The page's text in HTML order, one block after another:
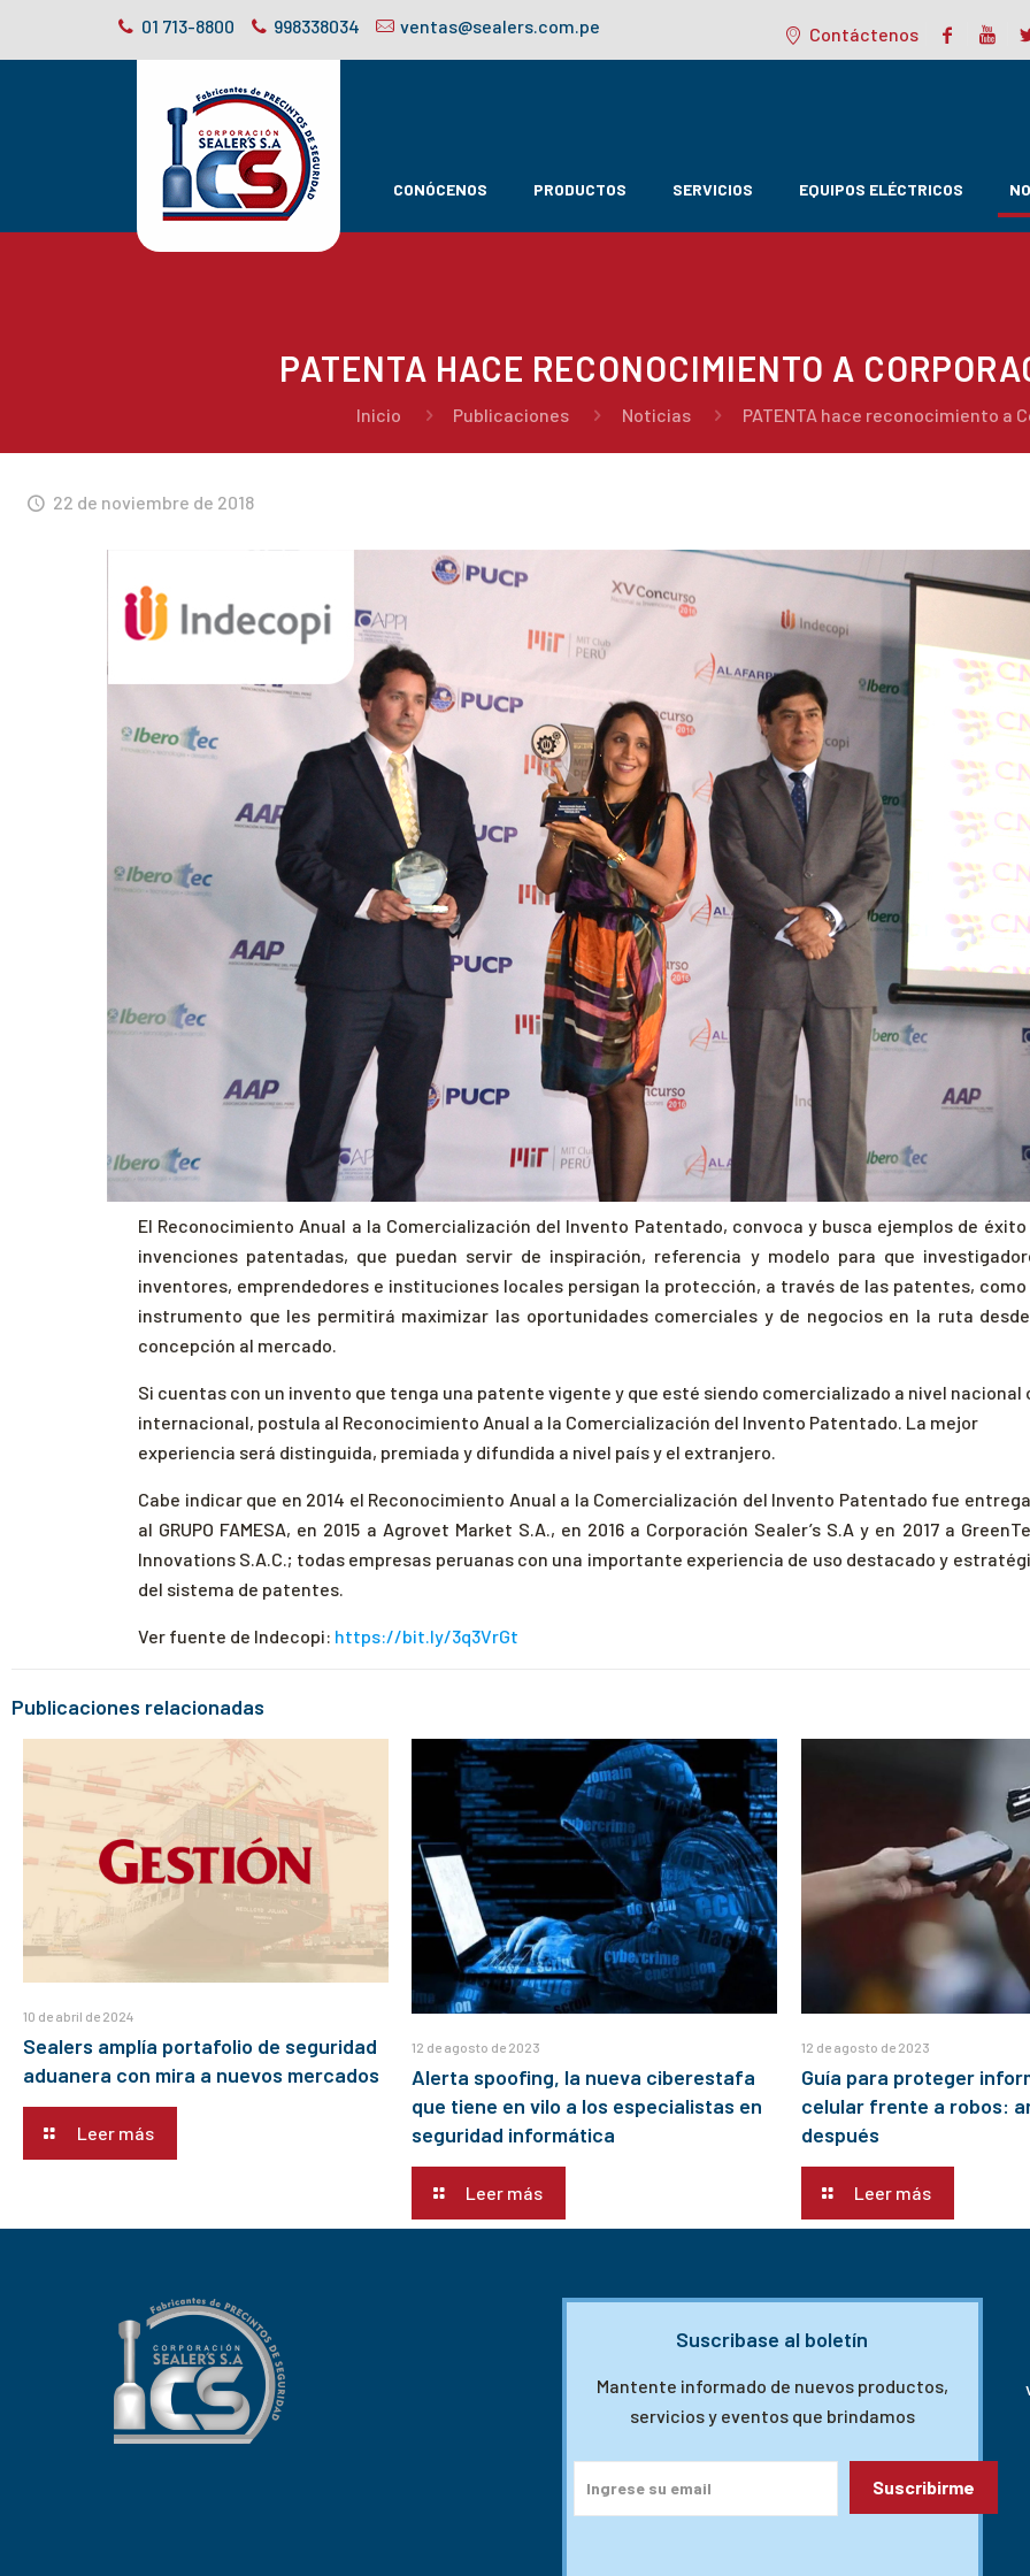
01 713-8800 998338034 ventas@sealers.com.pe Contáctenos
CONÓCENOS PRODUCTOS SERVICIOS EQUIPOS ELÉCTRICOS
PATENTA HACE RECONOCIMIENTO A
Inicio Publicaciones Noticias PATENTA hace reconocimiento a
22 de noviembre de 2018
El Reconocimiento Anual a la Comercialización del Invento Patentado, convoca y busca ejemplos de éxito
invenciones patentadas, que puedan servir de inspiración, referencia y modelo para que
inventores, emprendedores e instituciones locales persigan la protección, a través de las patentes, como
instrumento que les permitirá maximizar las oportunidades comerciales y de negocios en la ruta
concepción al mercado.
Si cuentas con un invento que tenga una patente vigente y que esté siendo comercializado a nivel nacional
internacional, postula al Reconocimiento Anual a la Comercialización del Invento Patentado. La mejor
experiencia será distinguida, premiada y difundida a nivel país y el extranjero.
Cabe indicar que en 2014 el Reconocimiento Anual a la Comercialización del Invento Patentado fue
al GRUPO FAMESA, en 2015 a Agrovet Market S.A., en 2016 a Corporación Sealer’s S.A y en 2017 a
Innovations S.A.C.; todas empresas peruanas con una importante experiencia de uso destacado y
del sistema de patentes.
Ver fuente de Indecopi: https://bit.ly/3q3VrGt
Publicaciones relacionadas
10 de abril de 2024
Sealers amplía portafolio de seguridad
aduanera con mira a nuevos mercados
Leer más
12 de agosto de 2023
Alerta spoofing, la nueva ciberestafa
que tiene en vilo a los especialistas en
seguridad informática
Leer más
12 de agosto de 2023
Guía para proteger
celular frente a robos:
después
Leer más
Suscribase al boletín
Mantente informado de nuevos productos,
servicios y eventos que brindamos